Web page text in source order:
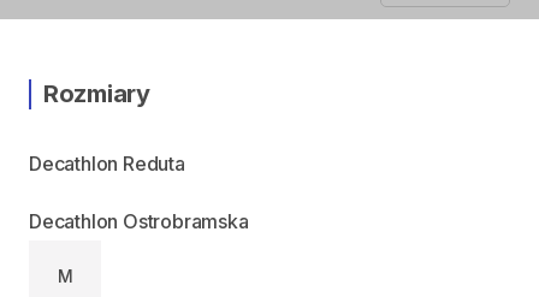
Rozmiary
Decathlon Reduta
Decathlon Ostrobramska
M